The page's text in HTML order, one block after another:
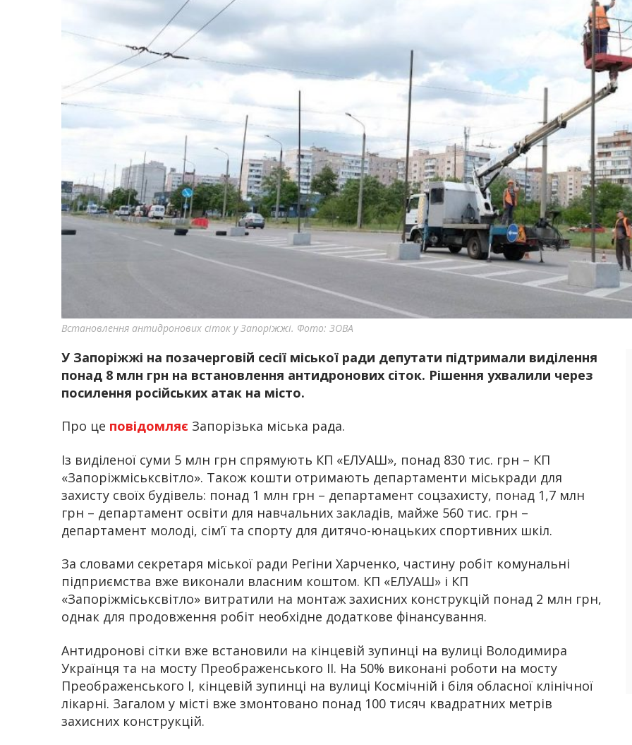
Встановлення антидронових сіток у Запоріжжі. Фото: ЗОВА
У Запоріжжі на позачерговій сесії міської ради депутати підтримали виділення
понад 8 млн грн на встановлення антидронових сіток. Рішення ухвалили через
посилення російських атак на місто.
Про це повідомляє Запорізька міська рада.
Із виділеної суми 5 млн грн спрямують КП «ЕЛУАШ», понад 830 тис. грн – КП
«Запоріжміськсвітло». Також кошти отримають департаменти міськради для
захисту своїх будівель: понад 1 млн грн – департамент соцзахисту, понад 1,7 млн
грн – департамент освіти для навчальних закладів, майже 560 тис. грн –
департамент молоді, сім’ї та спорту для дитячо-юнацьких спортивних шкіл.
За словами секретаря міської ради Регіни Харченко, частину робіт комунальні
підприємства вже виконали власним коштом. КП «ЕЛУАШ» і КП
«Запоріжміськсвітло» витратили на монтаж захисних конструкцій понад 2 млн грн,
однак для продовження робіт необхідне додаткове фінансування.
Антидронові сітки вже встановили на кінцевій зупинці на вулиці Володимира
Українця та на мосту Преображенського II. На 50% виконані роботи на мосту
Преображенського I, кінцевій зупинці на вулиці Космічній і біля обласної клінічної
лікарні. Загалом у місті вже змонтовано понад 100 тисяч квадратних метрів
захисних конструкцій.